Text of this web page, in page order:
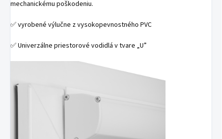
mechanickému poškodeniu.
✅ vyrobené výlučne z vysokopevnostného PVC
✅ Univerzálne priestorové vodidlá v tvare „U”